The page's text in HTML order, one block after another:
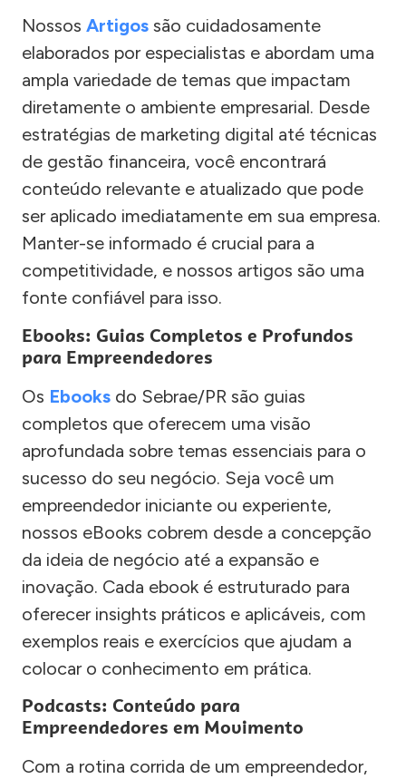
Nossos Artigos são cuidadosamente
elaborados por especialistas e abordam uma
ampla variedade de temas que impactam
diretamente o ambiente empresarial. Desde
estratégias de marketing digital até técnicas
de gestão financeira, você encontrará
conteúdo relevante e atualizado que pode
ser aplicado imediatamente em sua empresa.
Manter-se informado é crucial para a
competitividade, e nossos artigos são uma
fonte confiável para isso.
Ebooks: Guias Completos e Profundos
para Empreendedores
Os Ebooks do Sebrae/PR são guias
completos que oferecem uma visão
aprofundada sobre temas essenciais para o
sucesso do seu negócio. Seja você um
empreendedor iniciante ou experiente,
nossos eBooks cobrem desde a concepção
da ideia de negócio até a expansão e
inovação. Cada ebook é estruturado para
oferecer insights práticos e aplicáveis, com
exemplos reais e exercícios que ajudam a
colocar o conhecimento em prática.
Podcasts: Conteúdo para
Empreendedores em Movimento
Com a rotina corrida de um empreendedor,